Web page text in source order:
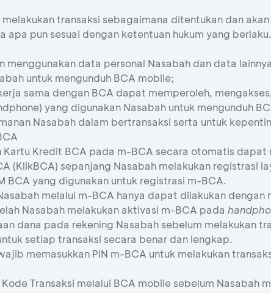
transaksi sebagaimana ditentukan dan
pun sesuai dengan ketentuan hukum yang berlaku.
menggunakan data personal Nasabah dan data
untuk mengunduh BCA mobile;
sama dengan BCA dapat memperoleh,
yang digunakan Nasabah untuk mengunduh
Nasabah dalam bertransaksi serta untuk
Kredit BCA pada m-BCA secara otomatis dapat
(KlikBCA) sepanjang Nasabah melakukan registrasi
BCA yang digunakan untuk registrasi m-BCA.
melalui m-BCA hanya dapat dilakukan dengan
Nasabah melakukan aktivasi m-BCA pada
dana pada rekening Nasabah sebelum melakukan
setiap transaksi secara benar dan lengkap.
memasukkan PIN m-BCA untuk melakukan
Transaksi melalui BCA mobile sebelum Nasabah